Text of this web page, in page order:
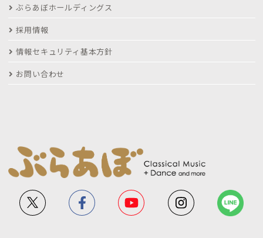
ぶらあぼホールディングス
採用情報
情報セキュリティ基本方針
お問い合わせ